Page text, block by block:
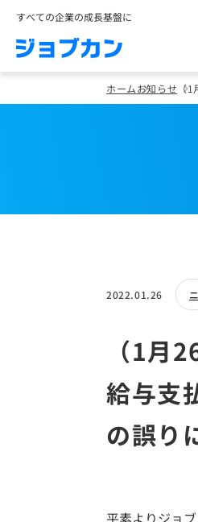
すべての企業の成長基盤に
ホームお知らせ （
2022.01.26
（1月
給与支
の誤り
平素よりジョ